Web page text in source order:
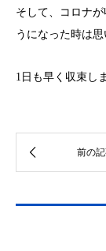
そして、コロナ
うになった時は
1日も早く収束し